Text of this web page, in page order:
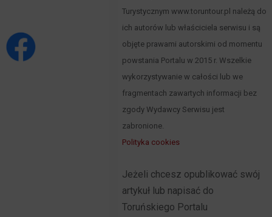
Turystycznym www.toruntour.pl należą do
ich autorów lub właściciela serwisu i są
objęte prawami autorskimi od momentu
powstania Portalu w 2015 r. Wszelkie
wykorzystywanie w całości lub we
fragmentach zawartych informacji bez
zgody Wydawcy Serwisu jest
zabronione.
Polityka cookies
Jeżeli chcesz opublikować swój
artykuł lub napisać do
Toruńskiego Portalu